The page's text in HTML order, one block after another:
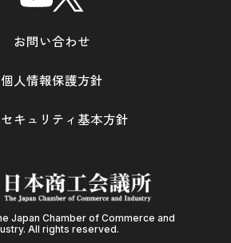
Japan Chamber of Commerce and
All rights reserved.
お問い合わせ
個人情報保護方針
キュリティ基本方針